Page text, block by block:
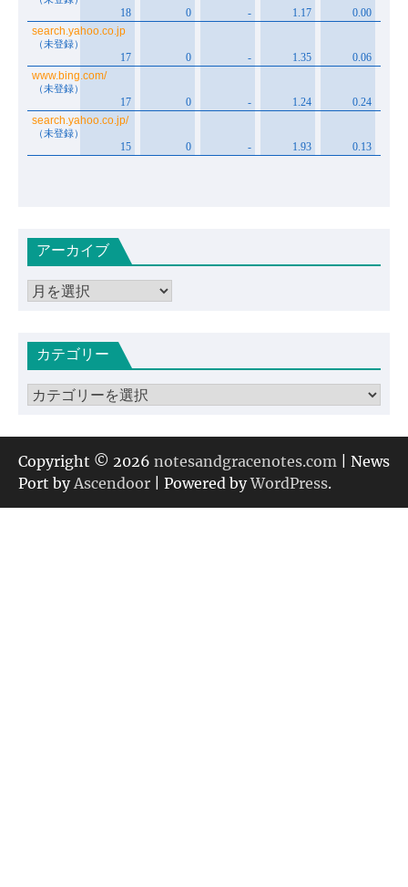
アーカイブ
ア
イカテゴリー
カ
ゴ
リ
ー
Copyright © 2026 notesandgracenotes.com | News
Port byAscendoor | Powered byWordPress.